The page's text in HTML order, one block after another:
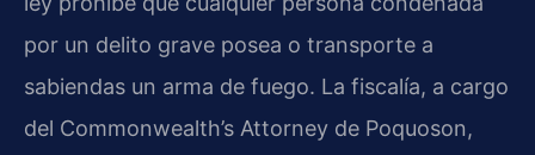
por un delito grave posea o transporte a
sabiendas un arma de fuego. La fiscalía, a cargo
del Commonwealth’s Attorney de Poquoson,